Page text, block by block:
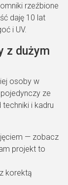
rzeźbione
daję 10 lat
i UV.
z dużym
osoby w
ze
i kadru
— zobacz
projekt to
korektą